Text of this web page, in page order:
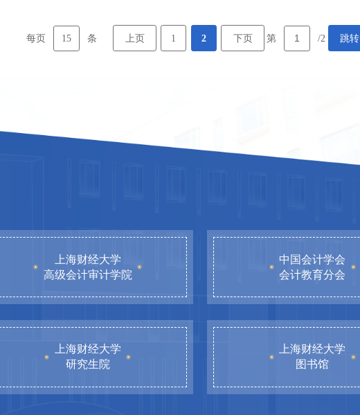
每页 15 条 上页 1 2 下页 第 /2 跳转
上海财经大学
高级会计审计学院
中国会计学会
会计教育分会
上海财经大学
研究生院
上海财经大学
图书馆